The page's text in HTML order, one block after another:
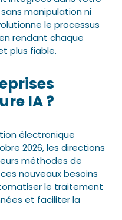
manipulation ni
le processus
rendant chaque
plus fiable.
IA ?
électronique
2026, les directions
méthodes de
nouveaux besoins
le traitement
et faciliter la